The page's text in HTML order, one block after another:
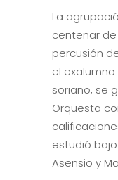
La
centenar
percusión
el exalumno
soriano, se
Orquesta
estudió
Asensio y